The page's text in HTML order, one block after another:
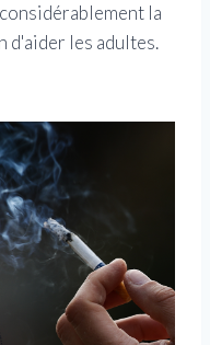
la
d'aider les adultes.